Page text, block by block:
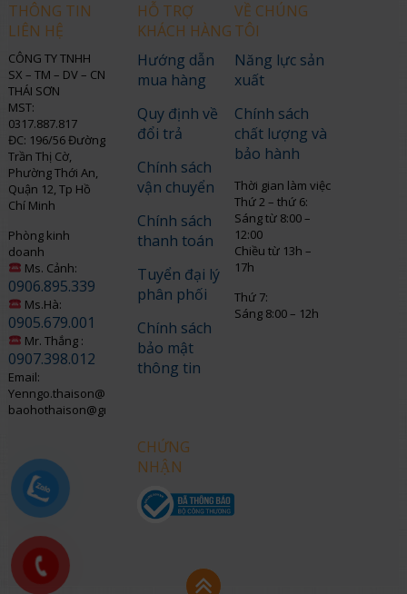
THÔNG TIN
LIÊN HỆ
CÔNG TY TNHH
SX – TM – DV – CN
THÁI SƠN
MST:
0317.887.817
ĐC: 196/56 Đường
Trần Thị Cờ,
Phường Thới An,
Quận 12, Tp Hồ
Chí Minh
Phòng kinh
doanh
Ms. Cảnh:
0906.895.339
Ms.Hà:
0905.679.001
Mr. Thắng :
0907.398.012
Email:
Yenngo.thaison@gmail.com
baohothaison@gmail.com
HỖ TRỢ
KHÁCH HÀNG
Hướng dẫn
mua hàng
Quy định về
đổi trả
Chính sách
vận chuyển
Chính sách
thanh toán
Tuyển đại lý
phân phối
Chính sách
bảo mật
thông tin
CHỨNG
NHẬN
VỀ CHÚNG
TÔI
Năng lực sản
xuất
Chính sách
chất lượng và
bảo hành
Thời gian làm việc
Thứ 2 – thứ 6:
Sáng từ 8:00 –
12:00
Chiều từ 13h –
17h
Thứ 7:
Sáng 8:00 – 12h